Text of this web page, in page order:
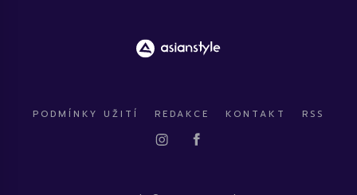
PODMÍNKY UŽITÍ REDAKCE KONTAKT RSS